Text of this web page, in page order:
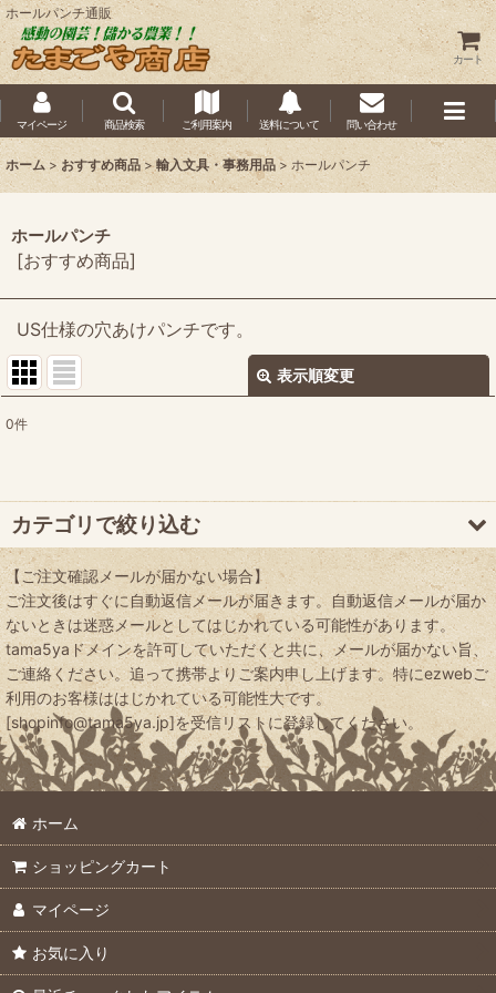
ホールパンチ通販
カート
マイページ 商品検索 ご利用案内 送料について 問い合わせ
ホーム > おすすめ商品 > 輸入文具・事務用品 > ホールパンチ
ホールパンチ
[おすすめ商品]
US仕様の穴あけパンチです。
表示順変更
並び順:
絞り込む
0件
カテゴリで絞り込む
輸入文具・事務用品 (全商品)
マニラフォルダ
ホールパンチ
アメリカの封筒
マニラタグ（紐付）
マニラタグ(紐なし)
【ご注文確認メールが届かない場合】
ご注文後はすぐに自動返信メールが届きます。自動返信メールが届か
ないときは迷惑メールとしてはじかれている可能性があります。
tama5yaドメインを許可していただくと共に、メールが届かない旨、
ご連絡ください。追って携帯よりご案内申し上げます。特にezwebご
利用のお客様ははじかれている可能性大です。
[shopinfo@tama5ya.jp]を受信リストに登録してください。
ホーム
ショッピングカート
マイページ
お気に入り